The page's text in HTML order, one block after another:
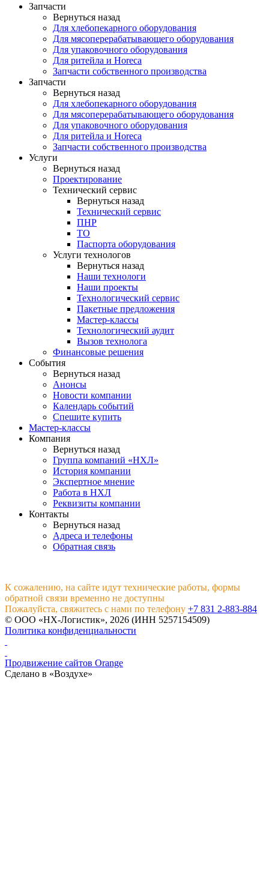
Запчасти
Вернуться назад
Для хлебопекарного оборудования
Для мясоперерабатывающего оборудования
Для упаковочного оборудования
Для ритейла и Horeca
Запчасти собственного производства
Запчасти
Вернуться назад
Для хлебопекарного оборудования
Для мясоперерабатывающего оборудования
Для упаковочного оборудования
Для ритейла и Horeca
Запчасти собственного производства
Услуги
Вернуться назад
Проектирование
Технический сервис
Вернуться назад
Технический сервис
ПНР
ТО
Паспорта оборудования
Услуги технологов
Вернуться назад
Наши технологи
Наши проекты
Технологический сервис
Пакетные предложения
Мастер-классы
Технологический аудит
Вызов технолога
Финансовые решения
События
Вернуться назад
Анонсы
Новости компании
Календарь событий
Спешите купить
Мастер-классы
Компания
Вернуться назад
Группа компаний «НХЛ»
История компании
Экспертное мнение
Работа в НХЛ
Реквизиты компании
Контакты
Вернуться назад
Адреса и телефоны
Обратная связь
К сожалению, на сайте идут технические работы, формы
обратной связи временно не доступны
Пожалуйста, свяжитесь с нами по телефону +7 831 2-883-884
© ООО «НХ-Логистик», 2026 (ИНН 5257154509)
Политика конфиденциальности
Продвижение сайтов Orange
Сделано в «Воздухе»